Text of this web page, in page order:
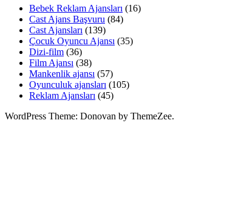
Bebek Reklam Ajansları (16)
Cast Ajans Başvuru (84)
Cast Ajansları (139)
Çocuk Oyuncu Ajansı (35)
Dizi-film (36)
Film Ajansı (38)
Mankenlik ajansı (57)
Oyunculuk ajansları (105)
Reklam Ajansları (45)
WordPress Theme: Donovan by ThemeZee.